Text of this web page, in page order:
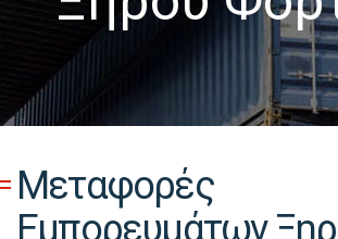
Μεταφορές
Εμπορευμάτων